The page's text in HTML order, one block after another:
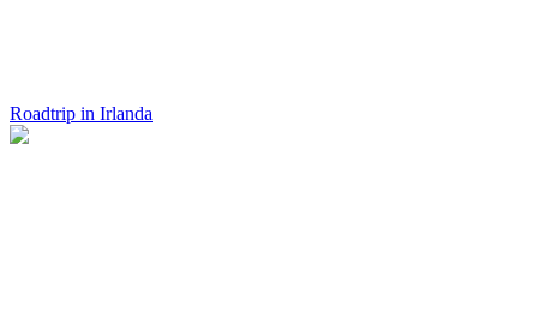
Roadtrip in Irlanda